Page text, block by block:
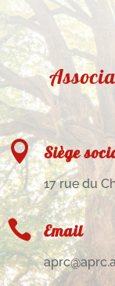
 Siège
17 rue du
 Email